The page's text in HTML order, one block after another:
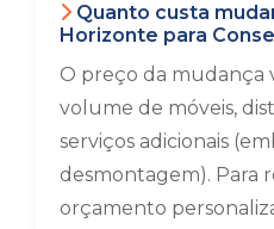
Quanto custa
Horizonte para
O preço da mudança
volume de móveis,
serviços adicionais
desmontagem). Para
orçamento